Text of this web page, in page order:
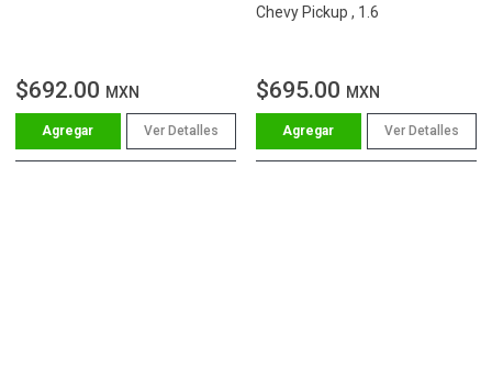
$692.00 MXN
Ver Detalles
Chevy Pickup , 1.6
$695.00 MXN
Ver Detalles